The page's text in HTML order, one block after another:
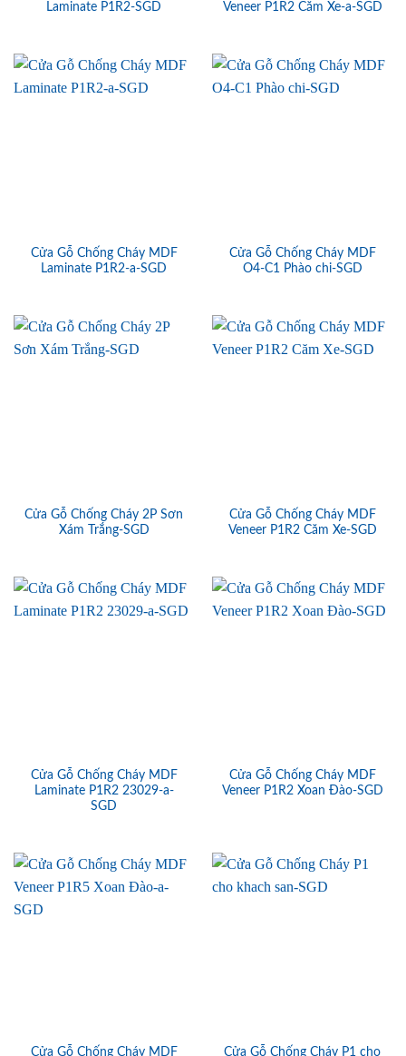
Laminate P1R2-SGD
Veneer P1R2 Căm Xe-a-SGD
Cửa Gỗ Chống Cháy MDF
Laminate P1R2-a-SGD
Cửa Gỗ Chống Cháy MDF
O4-C1 Phào chi-SGD
Cửa Gỗ Chống Cháy 2P Sơn
Xám Trắng-SGD
Cửa Gỗ Chống Cháy MDF
Veneer P1R2 Căm Xe-SGD
Cửa Gỗ Chống Cháy MDF
Laminate P1R2 23029-a-
SGD
Cửa Gỗ Chống Cháy MDF
Veneer P1R2 Xoan Đào-SGD
Cửa Gỗ Chống Cháy MDF Cửa Gỗ Chống Cháy P1 cho